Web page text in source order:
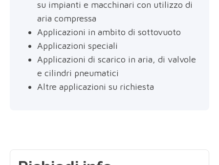
su impianti e macchinari con utilizzo di
aria compressa
Applicazioni in ambito di sottovuoto
Applicazioni speciali
Applicazioni di scarico in aria, di valvole
e cilindri pneumatici
Altre applicazioni su richiesta